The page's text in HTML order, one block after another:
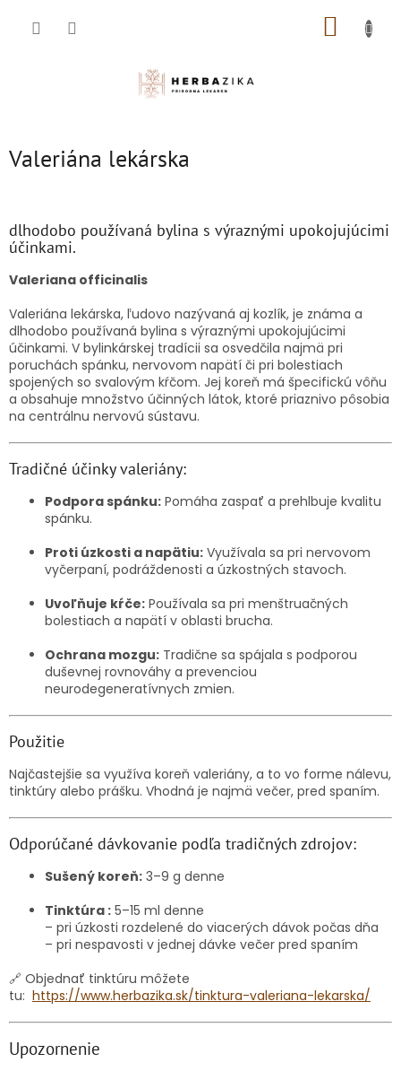
Valeriána lekárska
dlhodobo používaná bylina s výraznými upokojujúcimi
účinkami.
Valeriana officinalis
Valeriána lekárska, ľudovo nazývaná aj kozlík, je známa a
dlhodobo používaná bylina s výraznými upokojujúcimi
účinkami. V bylinkárskej tradícii sa osvedčila najmä pri
poruchách spánku, nervovom napätí či pri bolestiach
spojených so svalovým kŕčom. Jej koreň má špecifickú vôňu
a obsahuje množstvo účinných látok, ktoré priaznivo pôsobia
na centrálnu nervovú sústavu.
Tradičné účinky valeriány:
Podpora spánku: Pomáha zaspať a prehlbuje kvalitu
spánku.
Proti úzkosti a napätiu: Využívala sa pri nervovom
vyčerpaní, podráždenosti a úzkostných stavoch.
Uvoľňuje kŕče: Používala sa pri menštruačných
bolestiach a napätí v oblasti brucha.
Ochrana mozgu: Tradične sa spájala s podporou
duševnej rovnováhy a prevenciou
neurodegeneratívnych zmien.
Použitie
Najčastejšie sa využíva koreň valeriány, a to vo forme nálevu,
tinktúry alebo prášku. Vhodná je najmä večer, pred spaním.
Odporúčané dávkovanie podľa tradičných zdrojov:
Sušený koreň: 3–9 g denne
Tinktúra : 5–15 ml denne
– pri úzkosti rozdelené do viacerých dávok počas dňa
– pri nespavosti v jednej dávke večer pred spaním
🔗 Objednať tinktúru môžete
tu: https://www.herbazika.sk/tinktura-valeriana-lekarska/
Upozornenie